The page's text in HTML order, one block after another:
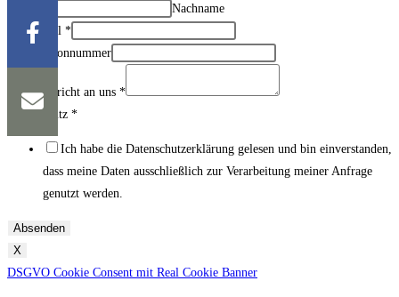
Nachname
Ihre Email *
Ihre Telefonnummer
Ihre Nachricht an uns *
Datenschutz *
Ich habe die Datenschutzerklärung gelesen und bin einverstanden,
dass meine Daten ausschließlich zur Verarbeitung meiner Anfrage
genutzt werden.
Absenden
X
DSGVO Cookie Consent mit Real Cookie Banner